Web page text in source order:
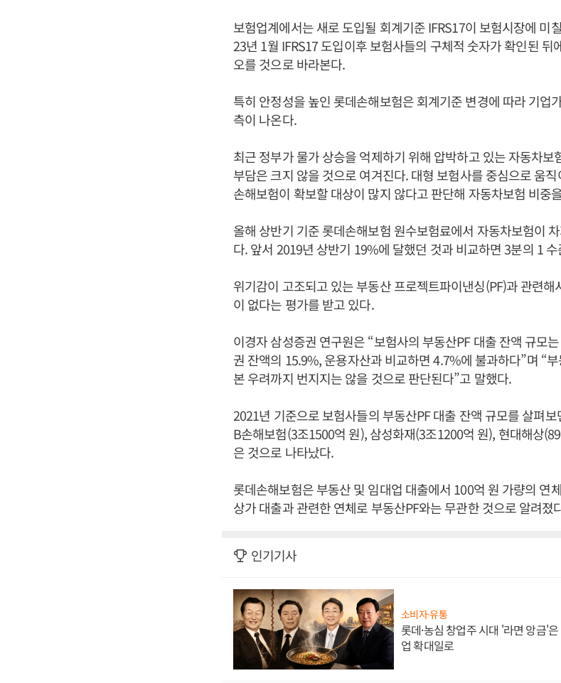
보험업계에서는 새로 도입될 회계기준 IFRS17이 보험시장에 미
23년 1월 IFRS17 도입이후 보험사들의 구체적 숫자가 확인된
오를 것으로 바라본다.
특히 안정성을 높인 롯데손해보험은 회계기준 변경에 따라 기업
측이 나온다.
최근 정부가 물가 상승을 억제하기 위해 압박하고 있는 자동차
부담은 크지 않을 것으로 여겨진다. 대형 보험사를 중심으로 움
손해보험이 확보할 대상이 많지 않다고 판단해 자동차보험 비중
올해 상반기 기준 롯데손해보험 원수보험료에서 자동차보험이
다. 앞서 2019년 상반기 19%에 달했던 것과 비교하면 3분의 1
위기감이 고조되고 있는 부동산 프로젝트파이낸싱(PF)과 관련
이 없다는 평가를 받고 있다.
이경자 삼성증권 연구원은 “보험사의 부동산PF 대출 잔액 규모
권 잔액의 15.9%, 운용자산과 비교하면 4.7%에 불과하다”며 “
본 우려까지 번지지는 않을 것으로 판단된다”고 말했다.
2021년 기준으로 보험사들의 부동산PF 대출 잔액 규모를 살펴
B손해보험(3조1500억 원), 삼성화재(3조1200억 원), 현대해상
은 것으로 나타났다.
롯데손해보험은 부동산 및 임대업 대출에서 100억 원 가량의 연
상가 대출과 관련한 연체로 부동산PF와는 무관한 것으로 알려졌
인기기사
소비자·유통
롯데·농심 창업주 시대 '라면 앙금'
업 확대일로